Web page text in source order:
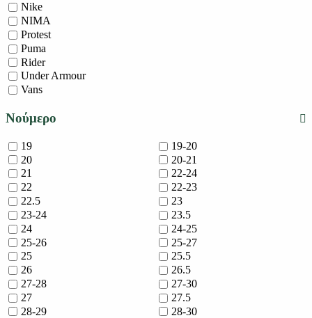
Nike
NIMA
Protest
Puma
Rider
Under Armour
Vans
Νούμερο
19
19-20
20
20-21
21
22-24
22
22-23
22.5
23
23-24
23.5
24
24-25
25-26
25-27
25
25.5
26
26.5
27-28
27-30
27
27.5
28-29
28-30